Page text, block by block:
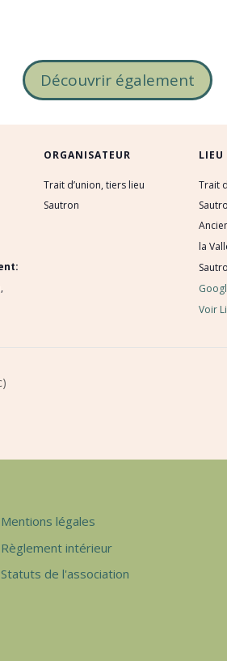
Découvrir également
,
ORGANISATEUR
Trait d’union, tiers lieu
Sautron
LIEU
Trait
la
Voir
Mentions légales
Règlement intérieur
Statuts de l'association